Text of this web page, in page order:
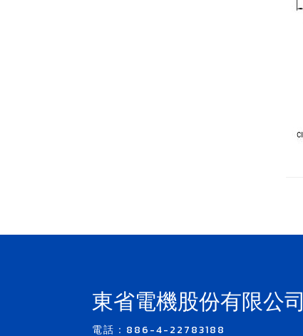
東省電機股份有限公司
電話：886-4-22783188